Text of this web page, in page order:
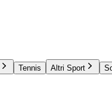
Tennis Altri Sport